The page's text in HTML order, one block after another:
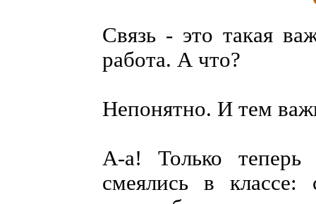
Связь - это такая
работа. А что?
Непонятно. И тем
А-а! Только
смеялись в классе: